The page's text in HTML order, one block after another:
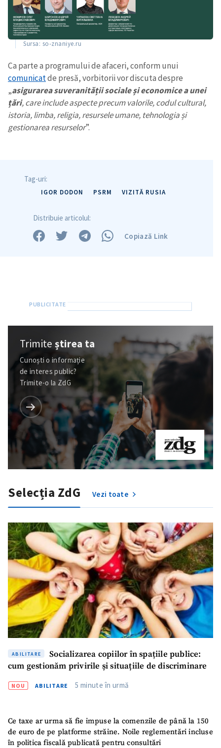
Trimite o informație
Despre ZdG
in English
на русском
Sursa: so-znaniye.ru
Ca parte a programului de afaceri, conform unui
comunicatde presă, vorbitorii vor discuta despre
„asigurarea suveranității sociale și economice a unei
țări, care include aspecte precum valorile, codul cultural,
istoria, limba, religia, resursele umane, tehnologia și
gestionarea resurselor”.
Tag-uri:
IGOR DODON PSRM VIZITĂ RUSIA
Distribuie articolul:
Copiază Link
Trimiteștirea ta
Cunoști o informație
de interes public?
Trimite-o la ZdG
Selecția ZdG Vezi toate
ABILITARE
Socializarea copiilor în spațiile publice:
cum gestionăm privirile și situațiile de discriminare
NOU ABILITARE 5 minute în urmă
Ce taxe ar urma să fie impuse la comenzile de până la 150
de euro de pe platforme străine. Noile reglementări incluse
în politica fiscală publicată pentru consultări